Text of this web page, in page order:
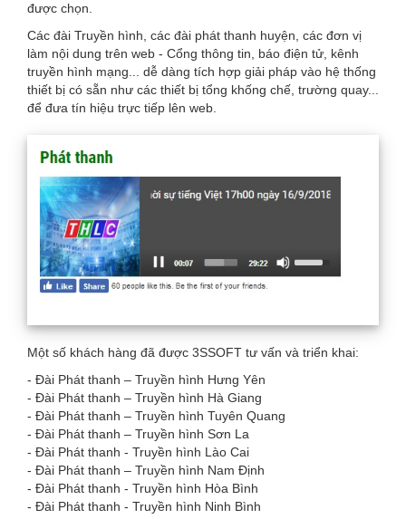
được chọn.
Các đài Truyền hình, các đài phát thanh huyện, các đơn vị
làm nội dung trên web - Cổng thông tin, báo điện tử, kênh
truyền hình mạng... dễ dàng tích hợp giải pháp vào hệ thống
thiết bị có sẵn như các thiết bị tổng khống chế, trường quay...
để đưa tín hiệu trực tiếp lên web.
Một số khách hàng đã được 3SSOFT tư vấn và triển khai:
- Đài Phát thanh – Truyền hình Hưng Yên
- Đài Phát thanh – Truyền hình Hà Giang
- Đài Phát thanh – Truyền hình Tuyên Quang
- Đài Phát thanh – Truyền hình Sơn La
- Đài Phát thanh - Truyền hình Lào Cai
- Đài Phát thanh – Truyền hình Nam Định
- Đài Phát thanh - Truyền hình Hòa Bình
- Đài Phát thanh - Truyền hình Ninh Bình